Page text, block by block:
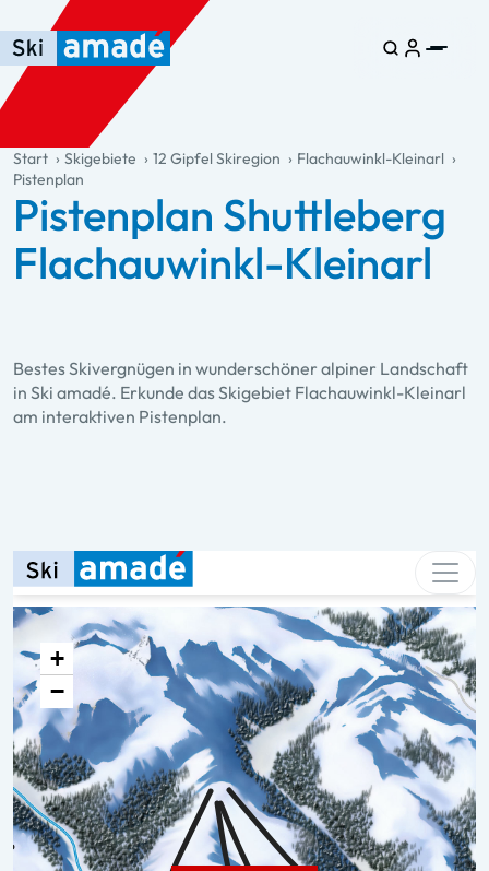
Zum Haupt-Inhalt springen
Springe zur Tabelle
Zur Haupt-Navigation springen
general.table-of-content
Start Skigebiete 12 Gipfel Skiregion
Flachauwinkl-Kleinarl
Pistenplan
Pistenplan Shuttleberg
Flachauwinkl-Kleinarl
Bestes Skivergnügen in wunderschöner alpiner Landschaft
in Ski amadé. Erkunde das Skigebiet Flachauwinkl-Kleinarl
am interaktiven Pistenplan.